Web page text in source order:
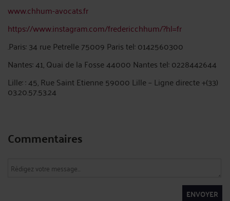
www.chhum-avocats.fr
https://www.instagram.com/fredericchhum/?hl=fr
.Paris: 34 rue Petrelle 75009 Paris tel: 0142560300
Nantes: 41, Quai de la Fosse 44000 Nantes tel: 0228442644
Lille: : 45, Rue Saint Etienne 59000 Lille – Ligne directe +(33)
03.20.57.53.24
Commentaires
ENVOYER